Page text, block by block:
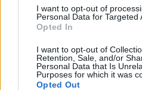
posible que continúe viendo
basados en la información
en información personal
Puede optar por no participar
su información personal por
participantes intermedios de la
I want to opt-out of
Personal Data for Targeted
Opted In
I want to opt-out of
Retention, Sale, and/or
Personal Data that Is
Purposes for which it was
Opted Out